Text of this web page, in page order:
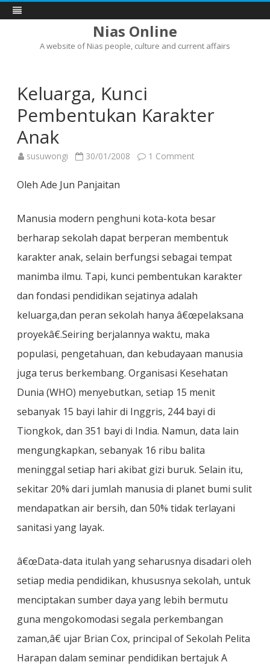
Nias Online
A website of Nias people, culture and current affairs
Keluarga, Kunci
Pembentukan Karakter
Anak
susuwongi 30/01/2008 1 Comment
Oleh Ade Jun Panjaitan
Manusia modern penghuni kota-kota besar
berharap sekolah dapat berperan membentuk
karakter anak, selain berfungsi sebagai tempat
manimba ilmu. Tapi, kunci pembentukan karakter
dan fondasi pendidikan sejatinya adalah
keluarga,dan peran sekolah hanya â€œpelaksana
proyekâ€.Seiring berjalannya waktu, maka
populasi, pengetahuan, dan kebudayaan manusia
juga terus berkembang. Organisasi Kesehatan
Dunia (WHO) menyebutkan, setiap 15 menit
sebanyak 15 bayi lahir di Inggris, 244 bayi di
Tiongkok, dan 351 bayi di India. Namun, data lain
mengungkapkan, sebanyak 16 ribu balita
meninggal setiap hari akibat gizi buruk. Selain itu,
sekitar 20% dari jumlah manusia di planet bumi sulit
mendapatkan air bersih, dan 50% tidak terlayani
sanitasi yang layak.
â€œData-data itulah yang seharusnya disadari oleh
setiap media pendidikan, khususnya sekolah, untuk
menciptakan sumber daya yang lebih bermutu
guna mengokomodasi segala perkembangan
zaman,â€ ujar Brian Cox, principal of Sekolah Pelita
Harapan dalam seminar pendidikan bertajuk A